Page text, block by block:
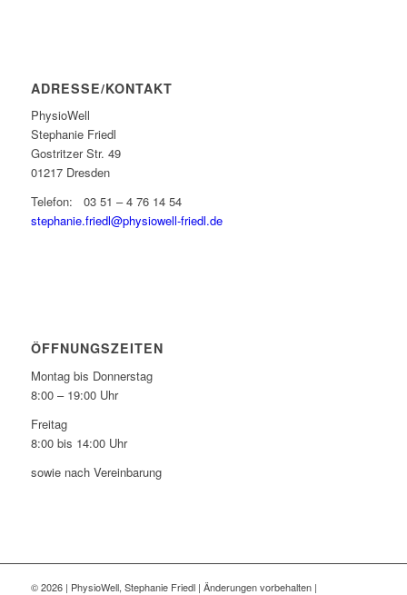
ADRESSE/KONTAKT
PhysioWell
Stephanie Friedl
Gostritzer Str. 49
01217 Dresden
Telefon: 03 51 – 4 76 14 54
stephanie.friedl@physiowell-friedl.de
ÖFFNUNGSZEITEN
Montag bis Donnerstag
8:00 – 19:00 Uhr
Freitag
8:00 bis 14:00 Uhr
sowie nach Vereinbarung
©2026 | PhysioWell, Stephanie Friedl | Änderungen vorbehalten |